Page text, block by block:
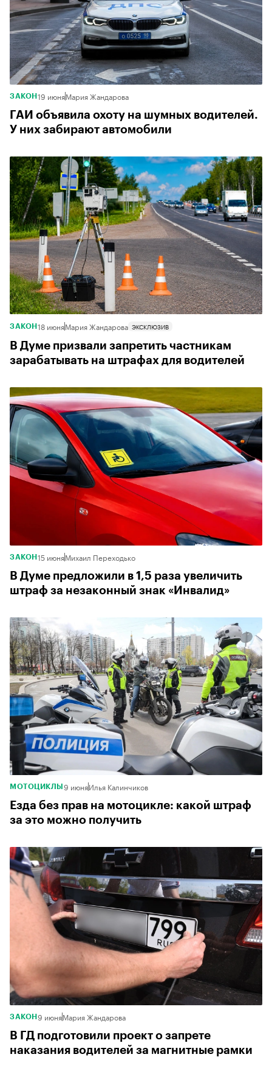
ЗАКОН 19 июняМария Жандарова
ГАИ объявила охоту на шумных водителей.
У них забирают автомобили
ЗАКОН 18 июняМария Жандарова ЭКСКЛЮЗИВ
В Думе призвали запретить частникам
зарабатывать на штрафах для водителей
ЗАКОН 15 июняМихаил Переходько
В Думе предложили в 1,5 раза увеличить
штраф за незаконный знак «Инвалид»
МОТОЦИКЛЫ 9 июняИлья Калинчиков
Езда без прав на мотоцикле: какой штраф
за это можно получить
ЗАКОН 9 июняМария Жандарова
В ГД подготовили проект о запрете
наказания водителей за магнитные рамки